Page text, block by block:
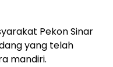
Pekon Sinar
yang telah
mandiri.